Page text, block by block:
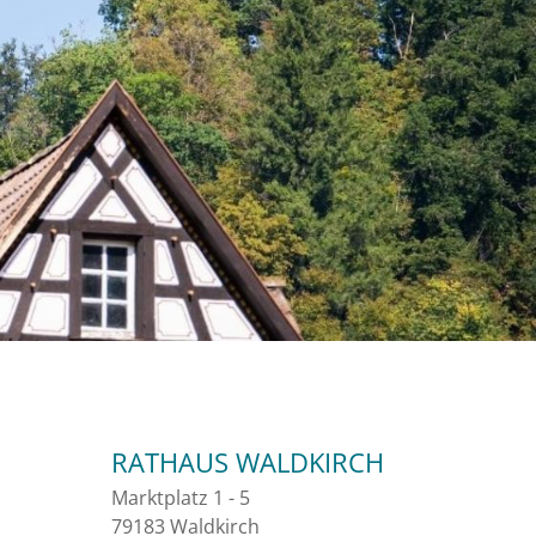
RATHAUS WALDKIRCH
Marktplatz 1 - 5
79183 Waldkirch